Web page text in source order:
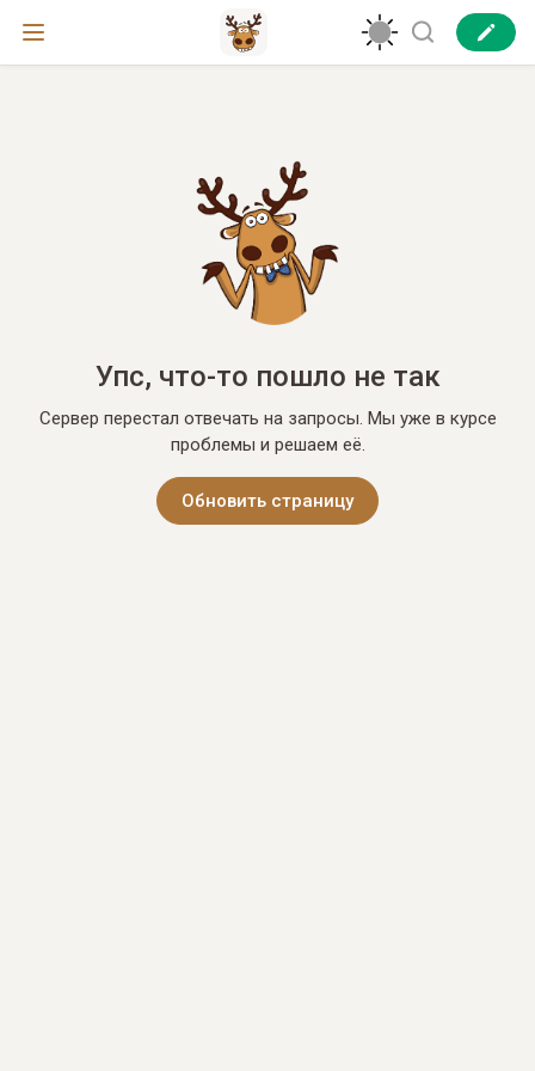
Упс, что-то пошло не так
Сервер перестал отвечать на запросы. Мы уже в курсе
проблемы и решаем её.
Обновить страницу